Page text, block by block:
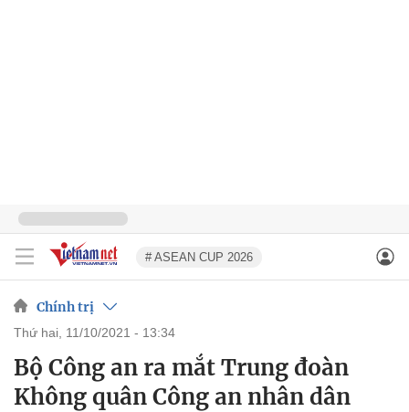
# ASEAN CUP 2026
Chính trị
thứ hai, 11/10/2021 - 13:34
Bộ Công an ra mắt Trung đoàn
Không quân Công an nhân dân